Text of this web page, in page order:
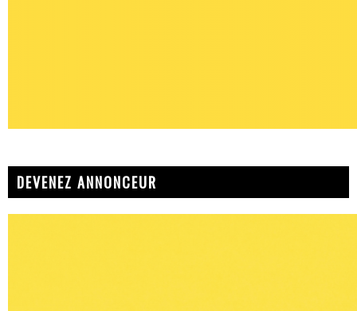
DEVENEZ ANNONCEUR